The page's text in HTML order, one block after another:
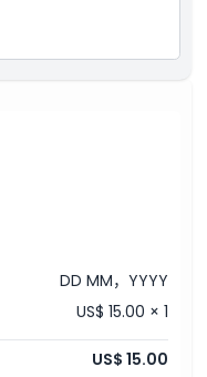
DD MM，YYYY
US$ 15.00 × 1
US$ 15.00